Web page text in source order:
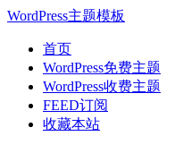
WordPress主题模板
首页
WordPress免费主题
WordPress收费主题
FEED订阅
收藏本站